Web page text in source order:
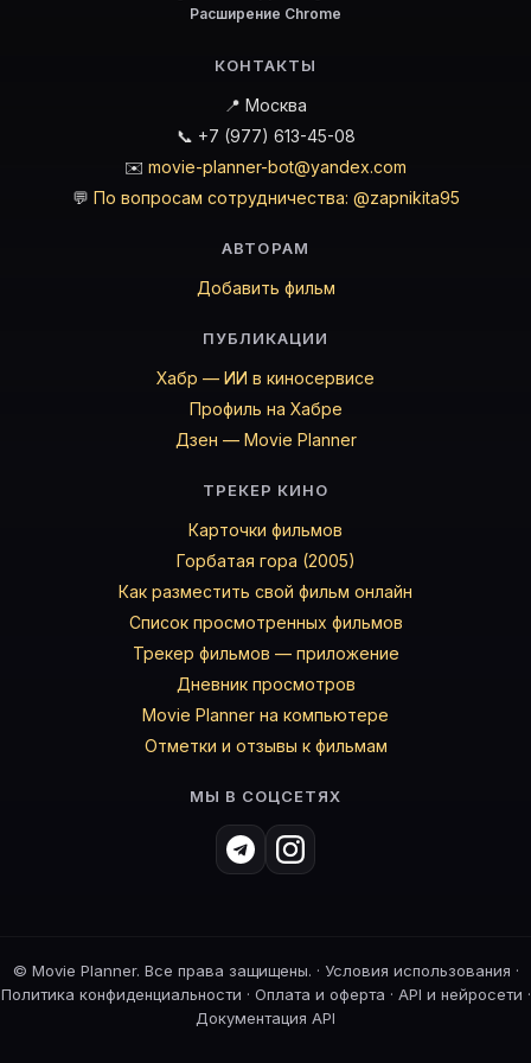
Персона — актёр. Биография и роли на карточке
Где открыть фильмографию Персона?
Расширение Chrome
КОНТАКТЫ
📍 Москва
📞 +7 (977) 613-45-08
✉️ movie-planner-bot@yandex.com
💬 По вопросам сотрудничества: @zapnikita95
АВТОРАМ
Добавить фильм
ПУБЛИКАЦИИ
Хабр — ИИ в киносервисе
Профиль на Хабре
Дзен — Movie Planner
ТРЕКЕР КИНО
Карточки фильмов
Горбатая гора (2005)
Как разместить свой фильм онлайн
Список просмотренных фильмов
Трекер фильмов — приложение
Дневник просмотров
Movie Planner на компьютере
Отметки и отзывы к фильмам
МЫ В СОЦСЕТЯХ
© Movie Planner. Все права защищены. · Условия использования ·
Политика конфиденциальности · Оплата и оферта · API и нейросети ·
Документация API